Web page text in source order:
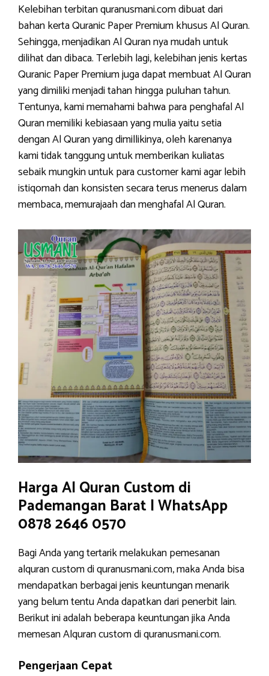
Kelebihan terbitan quranusmani.com dibuat dari
bahan kerta Quranic Paper Premium khusus Al Quran.
Sehingga, menjadikan Al Quran nya mudah untuk
dilihat dan dibaca. Terlebih lagi, kelebihan jenis kertas
Quranic Paper Premium juga dapat membuat Al Quran
yang dimiliki menjadi tahan hingga puluhan tahun.
Tentunya, kami memahami bahwa para penghafal Al
Quran memiliki kebiasaan yang mulia yaitu setia
dengan Al Quran yang dimillikinya, oleh karenanya
kami tidak tanggung untuk memberikan kuliatas
sebaik mungkin untuk para customer kami agar lebih
istiqomah dan konsisten secara terus menerus dalam
membaca, memurajaah dan menghafal Al Quran.
Harga Al Quran Custom di
Pademangan Barat | WhatsApp
0878 2646 0570
Bagi Anda yang tertarik melakukan pemesanan
alquran custom di quranusmani.com, maka Anda bisa
mendapatkan berbagai jenis keuntungan menarik
yang belum tentu Anda dapatkan dari penerbit lain.
Berikut ini adalah beberapa keuntungan jika Anda
memesan Alquran custom di quranusmani.com.
Pengerjaan Cepat